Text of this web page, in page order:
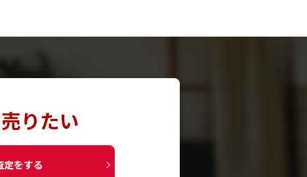
売りたい
定をする